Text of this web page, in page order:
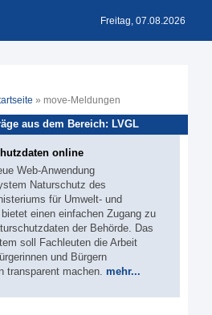
Freitag, 07.08.2026
» move-Meldungen
aus dem Bereich: LVGL
online
Web-Anwendung
Naturschutz des
für Umwelt- und
einen einfachen Zugang zu
der Behörde. Das
soll Fachleuten die Arbeit
und Bürgern
transparent machen. mehr...